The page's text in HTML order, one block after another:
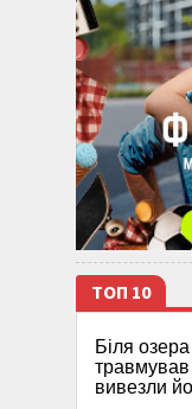
ТОП 10
Біля
вивезли